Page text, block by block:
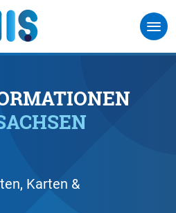
Karten &